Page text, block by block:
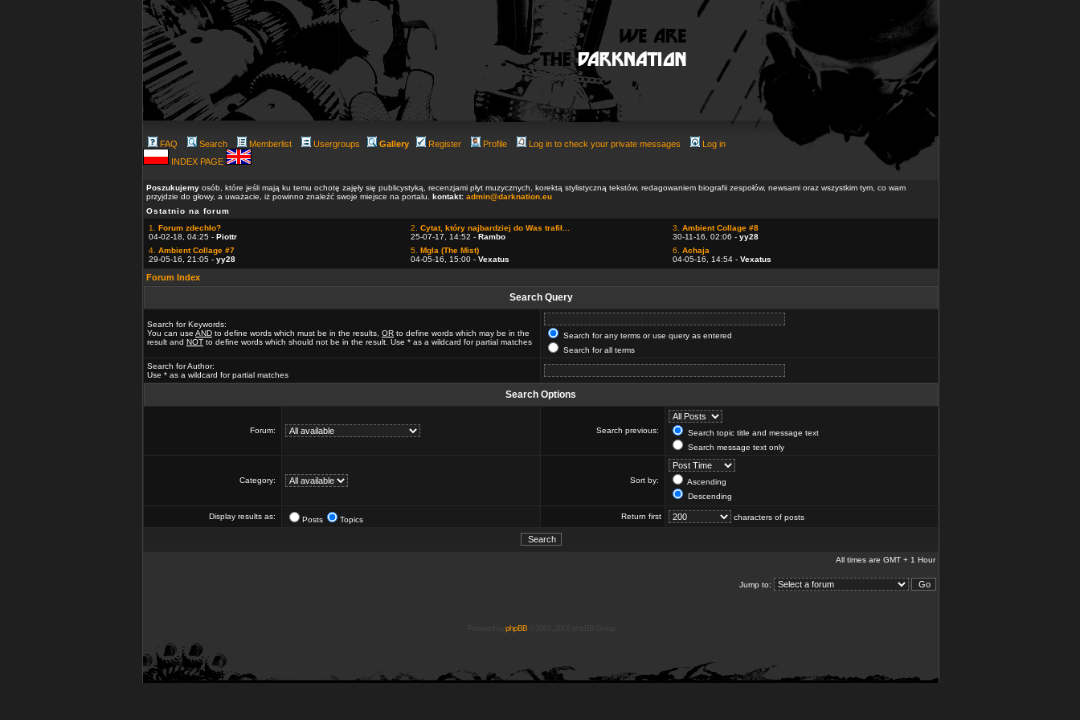
FAQ Search Memberlist Usergroups Gallery Register Profile Log in to check your private messages
Log in
INDEX PAGE
Poszukujemy osób, które jeśli mają ku temu ochotę zajęły się publicystyką, recenzjami płyt muzycznych, korektą stylistyczną tekstów, redagowaniem biografii zespołów, newsami oraz wszystkim tym, co wam
przyjdzie do głowy, a uważacie, iż powinno znaleźć swoje miejsce na portalu. kontakt: admin@darknation.eu
Ostatnio na forum
1. Forum zdechło?
04-02-18, 04:25 - Piottr
2. Cytat, który najbardziej do Was trafił...
25-07-17, 14:52 - Rambo
3. Ambient Collage #8
30-11-16, 02:06 - yy28
4. Ambient Collage #7
29-05-16, 21:05 - yy28
5. Mgla (The Mist)
04-05-16, 15:00 - Vexatus
6. Achaja
04-05-16, 14:54 - Vexatus
Forum Index
Search Query
Search for Keywords:
You can use AND to define words which must be in the results, OR to define words which may be in the
result and NOT to define words which should not be in the result. Use * as a wildcard for partial matches
Search for any terms or use query as entered
Search for all terms
Search for Author:
Use * as a wildcard for partial matches
Search Options
Forum: Search previous:
Search topic title and message text
Search message text only
Category: Sort by:
Ascending
Descending
Display results as: Posts Topics Return first characters of posts
All times are GMT + 1 Hour
Jump to:
phpBB© 2001, 2005 phpBB Group